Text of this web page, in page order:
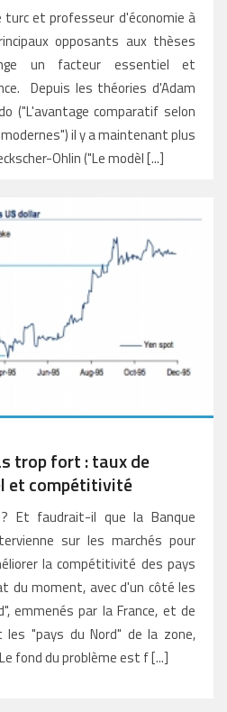
turc et professeur d'économie à
opposants aux thèses
un facteur essentiel et
Depuis les théories d'Adam
("L'avantage comparatif selon
il y a maintenant plus
Ohlin ("Le modèl [...]
trop fort : taux de
et compétitivité
Et faudrait-il que la Banque
sur les marchés pour
la compétitivité des pays
du moment, avec d'un côté les
emmenés par la France, et de
"pays du Nord" de la zone,
fond du problème est f [...]